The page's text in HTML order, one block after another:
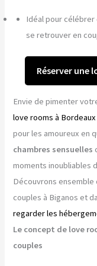
Idéal pour célébrer
se retrouver en
Réserver une
Envie de pimenter
love rooms à Bordeaux
pour les amoureux en
chambres sensuelles
moments inoubliables
Découvrons ensemble
couples à Biganos et
regarder les
Le concept de love
couples